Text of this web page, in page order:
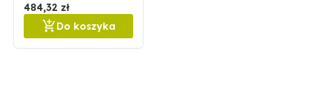
Zastosowanie
Nóż lewy do kukurydzy stosowany jest w sieczkarniach CLAAS
484,32 zł
Do koszyka